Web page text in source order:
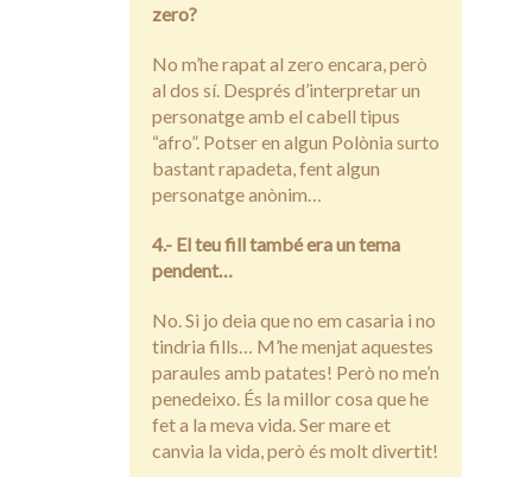
zero?
No m’he rapat al zero encara, però
al dos sí. Després d’interpretar un
personatge amb el cabell tipus
“afro”. Potser en algun Polònia surto
bastant rapadeta, fent algun
personatge anònim…
4.- El teu fill també era un tema
pendent…
No. Si jo deia que no em casaria i no
tindria fills… M’he menjat aquestes
paraules amb patates! Però no me’n
penedeixo. És la millor cosa que he
fet a la meva vida. Ser mare et
canvia la vida, però és molt divertit!